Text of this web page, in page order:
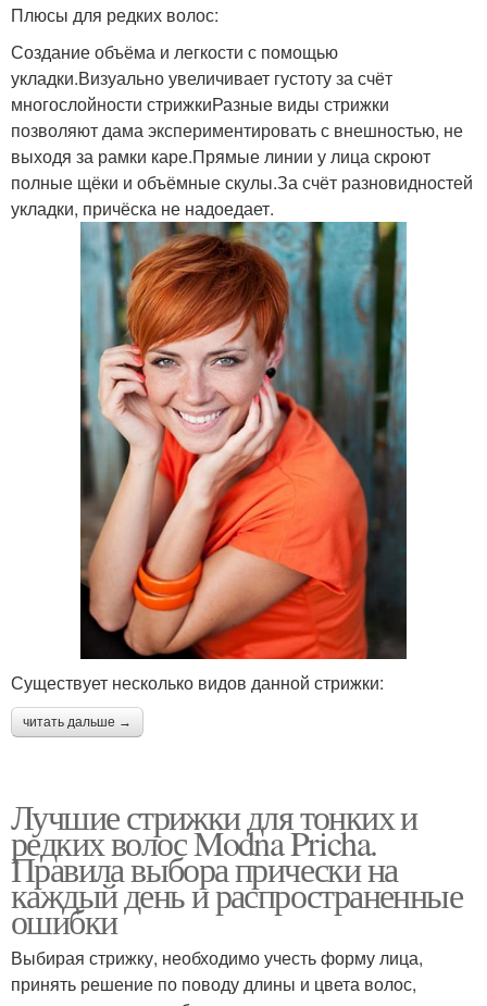
Умная стрижка Стрижки для мам
Укладка на короткие
волосы
Идеальные стрижки
Стрижки на волнистые
волосы
Новая стрижка
Практичная стрижка
Стрижка на средние
волосы
Стрижка на короткие
волосы
Каскадные стрижки
Стрижка с каскадом
Стрижки на среднюю
длины
волосы
Стрижки на волосы
Плюсы для редких волос:
Создание объёма и легкости с помощью
укладки.Визуально увеличивает густоту за счёт
многослойности стрижкиРазные виды стрижки
позволяют дама экспериментировать с внешностью, не
выходя за рамки каре.Прямые линии у лица скроют
полные щёки и объёмные скулы.За счёт разновидностей
укладки, причёска не надоедает.
Существует несколько видов данной стрижки:
читать дальше →
Лучшие стрижки для тонких и
редких волос Modna Pricha.
Правила выбора прически на
каждый день и распространенные
ошибки
Выбирая стрижку, необходимо учесть форму лица,
принять решение по поводу длины и цвета волос,